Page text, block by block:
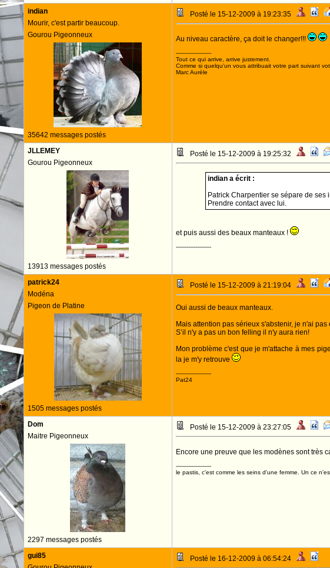
indian
Mourir, c'est partir beaucoup.
Gourou Pigeonneux
35642 messages postés
Posté le 15-12-2009 à 19:23:35
Au niveau caractère, ça doit le changer!!!
--------------------
Tout ce qui arrive, arrive justement.
Comme si quelqu'un vous attribuait votre part suivant
Marc Aurèle
JLLEMEY
Gourou Pigeonneux
13913 messages postés
Posté le 15-12-2009 à 19:25:32
indian a écrit :
Patrick Charpentier se sépare de
Prendre contact avec lui.
et puis aussi des beaux manteaux !
--------------------
patrick24
Modéna
Pigeon de Platine
1505 messages postés
Posté le 15-12-2009 à 21:19:04
Oui aussi de beaux manteaux.
Mais attention pas sérieux s'abstenir, je n'ai
S’il n'y a pas un bon felling il n'y aura rien!
Mon problème c'est que je m'attache à mes
la je m'y retrouve
--------------------
Pat24
Dom
Maitre Pigeonneux
2297 messages postés
Posté le 15-12-2009 à 23:27:05
Encore une preuve que les modènes sont très
--------------------
le pastis, c'est comme les seins d'une femme. Un ce
gui85
Posté le 16-12-2009 à 06:54:24